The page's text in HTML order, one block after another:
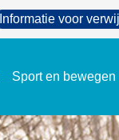
Informatie voor
Sport en bewegen